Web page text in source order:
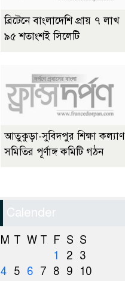
ব্রিটেনে বাংলাদেশি প্রায় ৭ লাখ
৯৫ শতাংশই সিলেটি
আতুকুড়া-সুবিদপুর শিক্ষা কল্যাণ
সমিতির পূর্ণাঙ্গ কমিটি গঠন
Calender
M T W T F S S
1
2 3
4 5 6 7 8 9
10